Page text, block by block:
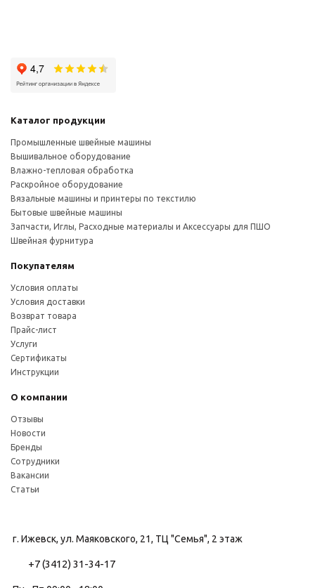
г. Ижевск, ул. Маяковского, 21, ТЦ "Семья", 2 этаж
+7 (3412) 31-34-17
Каталог продукции
Промышленные швейные машины
Вышивальное оборудование
Влажно-тепловая обработка
Раскройное оборудование
Вязальные машины и принтеры по текстилю
Бытовые швейные машины
Запчасти, Иглы, Расходные материалы и Аксессуары для ПШО
Швейная фурнитура
Покупателям
Условия оплаты
Условия доставки
Возврат товара
Прайс-лист
Услуги
Сертификаты
Инструкции
О компании
Отзывы
Новости
Бренды
Сотрудники
Вакансии
Статьи